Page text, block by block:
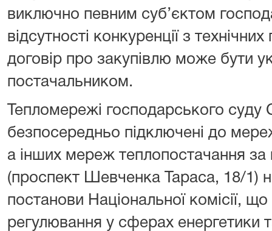
виключно певним суб’єктом
відсутності конкуренції з
договір про закупівлю може бути
постачальником.
Тепломережі господарського суду
безпосередньо підключені до
а інших мереж теплопостачання
(проспект Шевченка Тараса, 18/1)
постанови Національної комісії,
регулювання у сферах енергетики